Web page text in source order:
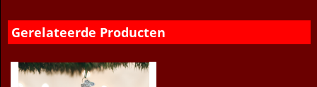
Gerelateerde Producten